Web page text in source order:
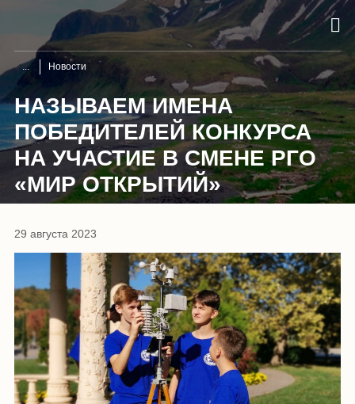
Новости
НАЗЫВАЕМ ИМЕНА
ПОБЕДИТЕЛЕЙ КОНКУРСА
НА УЧАСТИЕ В СМЕНЕ РГО
«МИР ОТКРЫТИЙ»
29 августа 2023